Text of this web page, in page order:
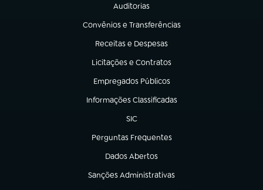
Auditorias
(abre em nova aba)
Convênios e Transferências
(abre em nova aba)
Receitas e Despesas
(abre em nova aba)
Licitações e Contratos
(abre em nova aba)
Empregados Públicos
(abre em nova aba)
Informações Classificadas
(abre em nova aba)
SIC
(abre em nova aba)
Perguntas Frequentes
(abre em nova aba)
Dados Abertos
(abre em nova aba)
Sanções Administrativas
(abre em nova aba)